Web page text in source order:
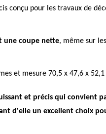
conçu pour les travaux de
une coupe nette, même sur
et mesure 70,5 x 47,6 x
et précis qui
d'elle un excellent choix